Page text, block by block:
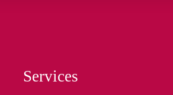
Services